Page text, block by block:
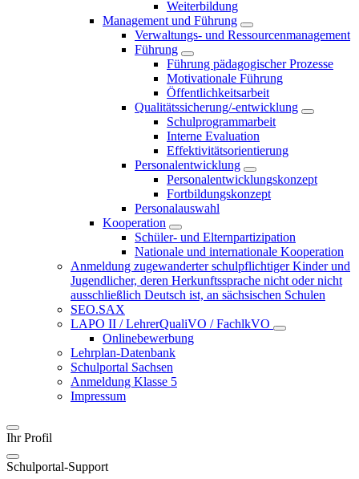
Weiterbildung
Management und Führung
Verwaltungs- und Ressourcenmanagement
Führung
Führung pädagogischer Prozesse
Motivationale Führung
Öffentlichkeitsarbeit
Qualitätssicherung/-entwicklung
Schulprogrammarbeit
Interne Evaluation
Effektivitätsorientierung
Personalentwicklung
Personalentwicklungskonzept
Fortbildungskonzept
Personalauswahl
Kooperation
Schüler- und Elternpartizipation
Nationale und internationale Kooperation
Anmeldung zugewanderter schulpflichtiger Kinder und
Jugendlicher, deren Herkunftssprache nicht oder nicht
ausschließlich Deutsch ist, an sächsischen Schulen
SEO.SAX
LAPO II / LehrerQualiVO / FachlkVO
Onlinebewerbung
Lehrplan-Datenbank
Schulportal Sachsen
Anmeldung Klasse 5
Impressum
Ihr Profil
Schulportal-Support